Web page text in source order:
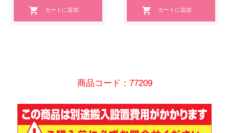
商品コード：77209